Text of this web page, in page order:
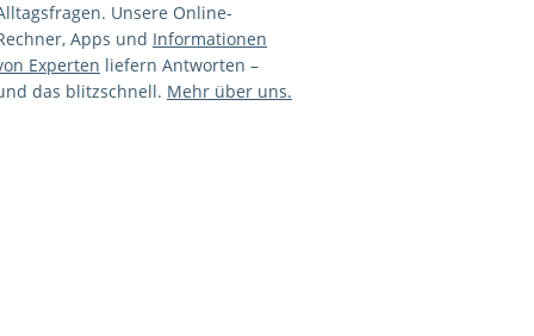
Unsere Online-
Apps und Informationen
Experten liefern Antworten –
das blitzschnell. Mehr über uns.